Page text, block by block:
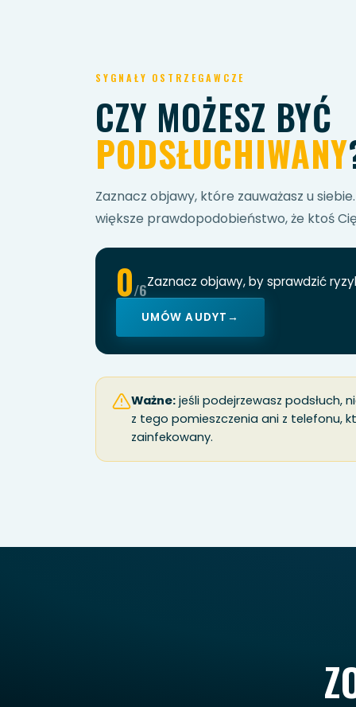
SYGNAŁY OSTRZEGAWCZE
CZY MOŻESZ BYĆ
PODSŁUCHIWANY
Zaznacz objawy, które zauważasz u
większe prawdopodobieństwo, że ktoś Cię
0/6Zaznacz objawy, by sprawdzić
UMÓW AUDYT →
Ważne: jeśli podejrzewasz podsłuch,
z tego pomieszczenia ani z telefonu,
zainfekowany.